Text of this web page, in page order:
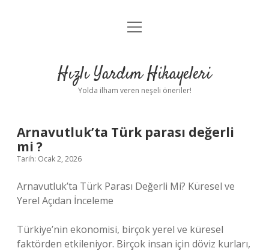
Anasayfa
Yasal Uyarı
menüyü
Hızlı Yardım Hikayeleri
Yolda ilham veren neşeli öneriler!
Arnavutluk’ta Türk parası değerli
mi ?
Tarih: Ocak 2, 2026
Arnavutluk’ta Türk Parası Değerli Mi? Küresel ve
Yerel Açıdan İnceleme
Türkiye’nin ekonomisi, birçok yerel ve küresel
faktörden etkileniyor. Birçok insan için döviz kurları,